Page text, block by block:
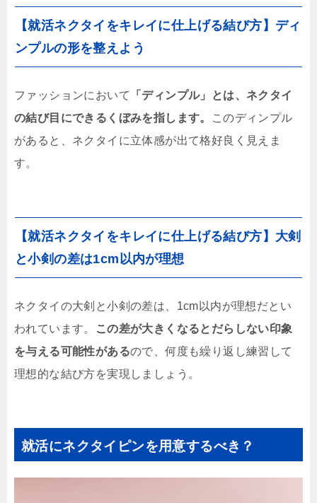
【就活ネクタイをキレイに仕上げる結び方】ディ
ンプルの形を整えよう
ファッションにおいて
「ディンプル」とは、ネクタイ
の結び目にできるくぼみを指します。
このディンプル
があると、ネクタイに立体感が出て格好良く見えま
す。
【就活ネクタイをキレイに仕上げる結び方】大剣
と小剣の差は1cm以内が理想
ネクタイの大剣と小剣の差は、1cm以内が理想だとい
われています。
この差が大きくなるとだらしない印象
を与える可能性があるので、何度も繰り返し練習して
理想的な結び方を実現しましょう。
就活にネクタイピンを用意するべき？